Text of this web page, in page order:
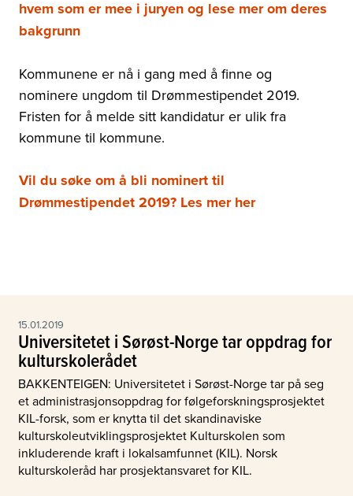
hvem som er mee i juryen og lese mer om deres
bakgrunn
Kommunene er nå i gang med å finne og
nominere ungdom til Drømmestipendet 2019.
Fristen for å melde sitt kandidatur er ulik fra
kommune til kommune.
Vil du søke om å bli nominert til
Drømmestipendet 2019? Les mer her
15.01.2019
Universitetet i Sørøst-Norge tar oppdrag for
kulturskolerådet
BAKKENTEIGEN: Universitetet i Sørøst-Norge tar på seg
et administrasjonsoppdrag for følgeforskningsprosjektet
KIL-forsk, som er knytta til det skandinaviske
kulturskoleutviklingsprosjektet Kulturskolen som
inkluderende kraft i lokalsamfunnet (KIL). Norsk
kulturskoleråd har prosjektansvaret for KIL.